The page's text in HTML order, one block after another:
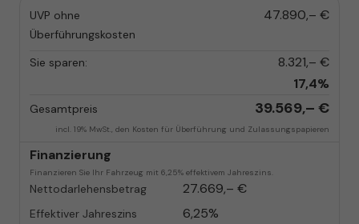
UVP ohne
Überführungskosten
47.890,– €
Sie sparen:
8.321,– €
17,4%
Gesamtpreis 39.569,– €
incl. 19% MwSt., den Kosten für Überführung und Zulassungspapieren
Finanzierung
Finanzieren Sie Ihr Fahrzeug mit 6,25% effektivem Jahreszins.
Nettodarlehensbetrag 27.669,– €
Effektiver Jahreszins 6,25%